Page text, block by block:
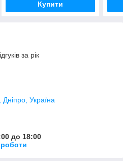
Купити
за рік
Україна
до 18:00